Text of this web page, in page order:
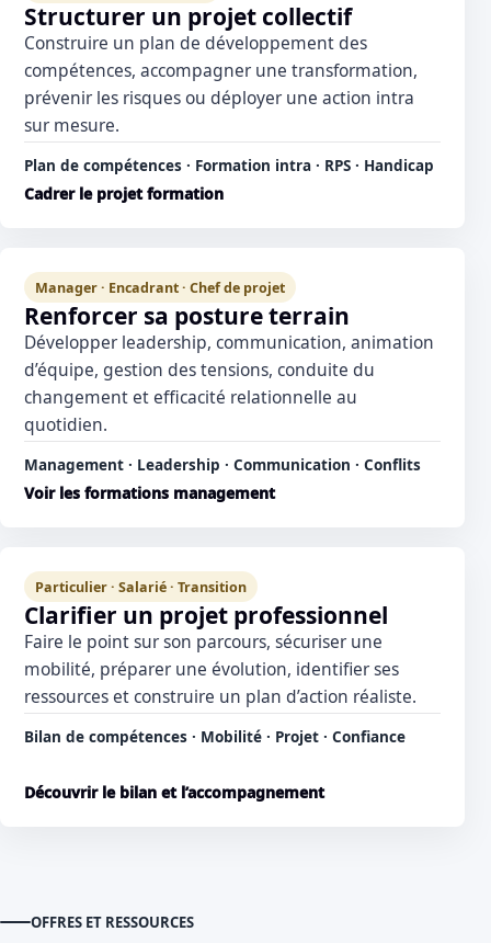
Structurer un projet collectif
Construire un plan de développement des
compétences, accompagner une transformation,
prévenir les risques ou déployer une action intra
sur mesure.
Plan de compétences · Formation intra · RPS · Handicap
Cadrer le projet formation
Manager · Encadrant · Chef de projet
Renforcer sa posture terrain
Développer leadership, communication, animation
d’équipe, gestion des tensions, conduite du
changement et efficacité relationnelle au
quotidien.
Management · Leadership · Communication · Conflits
Voir les formations management
Particulier · Salarié · Transition
Clarifier un projet professionnel
Faire le point sur son parcours, sécuriser une
mobilité, préparer une évolution, identifier ses
ressources et construire un plan d’action réaliste.
Bilan de compétences · Mobilité · Projet · Confiance
Découvrir le bilan et l’accompagnement
OFFRES ET RESSOURCES